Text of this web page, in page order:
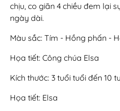
chịu, co giãn 4 chiều đem lại
ngày dài.
Màu sắc: Tím - Hồng phấn -
Họa tiết: Công chúa Elsa
Kích thước: 3 tuổi tuổi đến 10
Họa tiết: Elsa